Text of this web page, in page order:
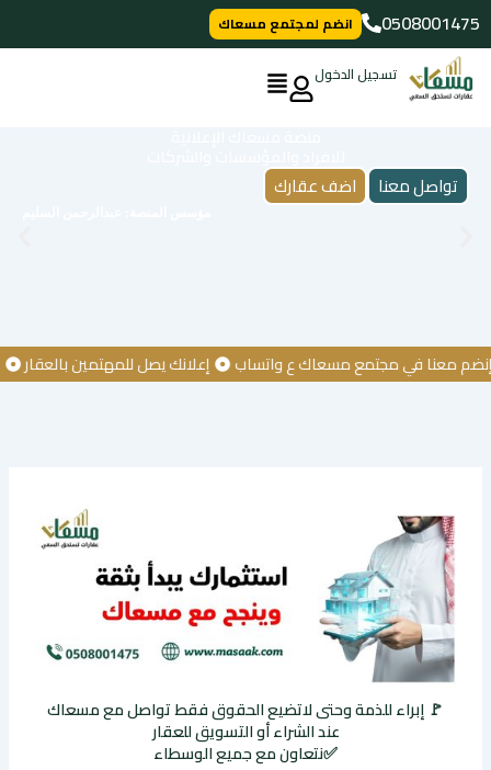
تخطي
إلى
المحتوى
0508001475
انضم لمجتمع مسعاك
تسجيل الدخول
تواصل معنا اضف عقارك
في مجتمع مسعاك ع واتساب إعلانك يصل للمهتمين بالعقار كن
🚩 إبراء للذمة وحتى لاتضيع الحقوق فقط تواصل مع مسعاك
عند الشراء أو التسويق للعقار
✅نتعاون مع جميع الوسطاء